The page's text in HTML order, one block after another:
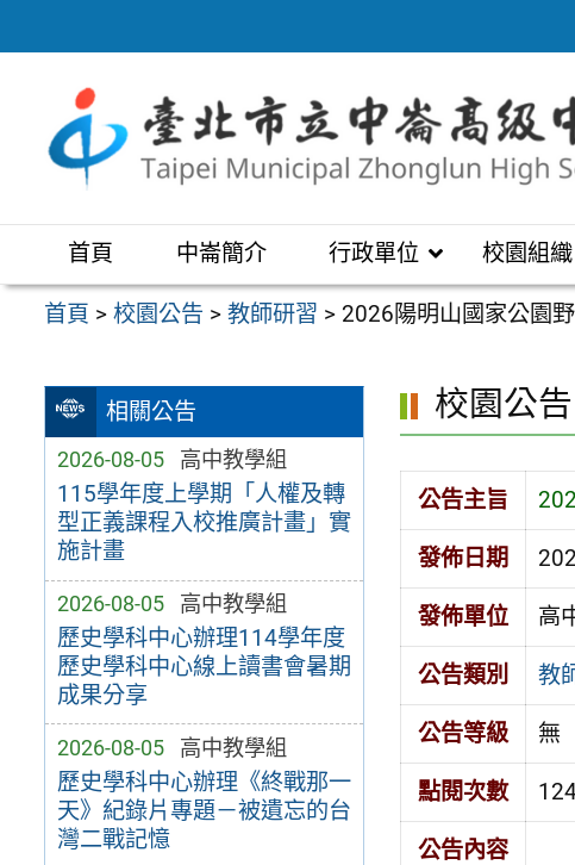
至
區
首頁 中崙簡介 行政單位 校園組織
首頁 >校園公告 >教師研習 > 2026陽明山國家公園
相關公告
2026-08-05 高中教學組
115學年度上學期「人權及轉
型正義課程入校推廣計畫」實
施計畫
2026-08-05 高中教學組
歷史學科中心辦理114學年度
歷史學科中心線上讀書會暑期
成果分享
2026-08-05 高中教學組
歷史學科中心辦理《終戰那一
天》紀錄片專題－被遺忘的台
灣二戰記憶
校園公告
公告主旨
發佈日期
發佈單位 高
公告類別 教
公告等級 無
點閱次數
公告內容